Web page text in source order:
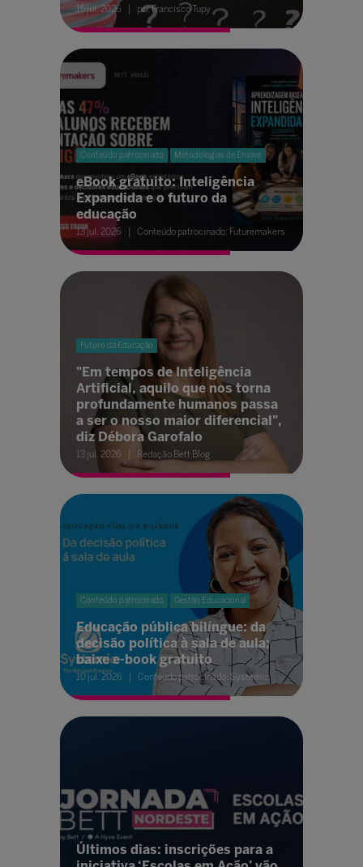
15 jul. 2026 por Francisco Tupy
Conteúdo patrocinado Metodologias de Ensino
eBook gratuito: Inteligência
Expandida e o futuro da
educação
13 jul. 2026 Conteúdo patrocinado: Futuremakers
Futuro da Educação
"Em tempos de Inteligência
Artificial, aquilo que nos torna
profundamente humanos passa
a ser o nosso maior diferencial",
diz Débora Garofalo
13 jul. 2026 Redação Bett Blog
Conteúdo patrocinado Gestão Educacional
Educação pública bilíngue: da
decisão política à sala de aula;
baixe e-book gratuito
10 jul. 2026 Conteúdo patrocinado: Systemic
Últimos dias: inscrições para a